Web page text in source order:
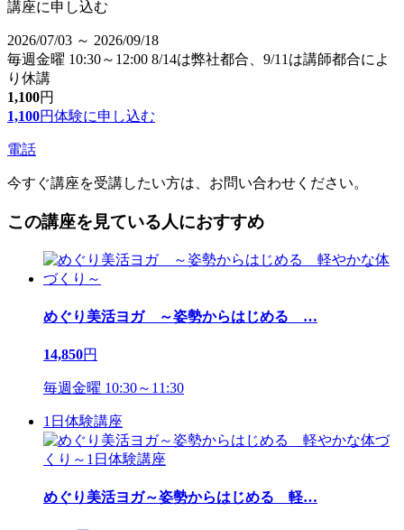
講座に申し込む
2026/07/03 ～ 2026/09/18
毎週金曜 10:30～12:00 8/14は弊社都合、9/11は講師都合によ
り休講
1,100円
1,100円体験に申し込む
電話
今すぐ講座を受講したい方は、お問い合わせください。
この講座を見ている人におすすめ
めぐり美活ヨガ ～姿勢からはじめる …
14,850円
毎週金曜 10:30～11:30
1日体験講座
めぐり美活ヨガ～姿勢からはじめる 軽…